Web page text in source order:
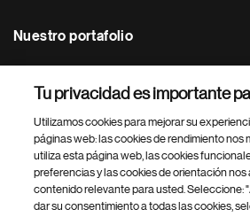
Nuestro portafolio
Footer Site Search
Tu privacidad es importante
Utilizamos cookies para mejorar su
páginas web: las cookies de rendimiento nos
utiliza esta página web, las cookies
preferencias y las cookies de orientación
contenido relevante para usted. Seleccione:
dar su consentimiento a todas las cookies,